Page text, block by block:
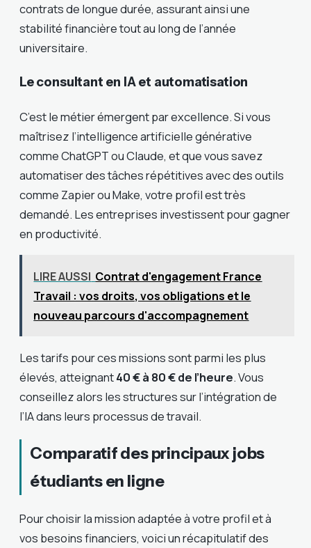
contrats de longue durée, assurant ainsi une
stabilité financière tout au long de l’année
universitaire.
Le consultant en IA et automatisation
C’est le métier émergent par excellence. Si vous
maîtrisez l’intelligence artificielle générative
comme ChatGPT ou Claude, et que vous savez
automatiser des tâches répétitives avec des outils
comme Zapier ou Make, votre profil est très
demandé. Les entreprises investissent pour gagner
en productivité.
LIRE AUSSI Contrat d'engagement France
Travail : vos droits, vos obligations et le
nouveau parcours d'accompagnement
Les tarifs pour ces missions sont parmi les plus
élevés, atteignant40 € à 80 € de l’heure. Vous
conseillez alors les structures sur l’intégration de
l’IA dans leurs processus de travail.
Comparatif des principaux jobs
étudiants en ligne
Pour choisir la mission adaptée à votre profil et à
vos besoins financiers, voici un récapitulatif des